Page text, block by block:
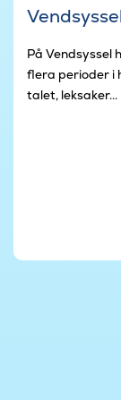
På Vendsyssel
flera perioder i
talet, leksaker...